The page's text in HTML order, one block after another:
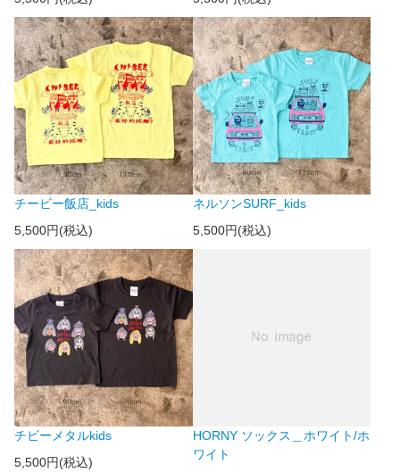
チービー飯店_kids
5,500円(税込)
ネルソンSURF_kids
5,500円(税込)
チビーメタルkids
5,500円(税込)
HORNY ソックス＿ホワイト/ホ
ワイト